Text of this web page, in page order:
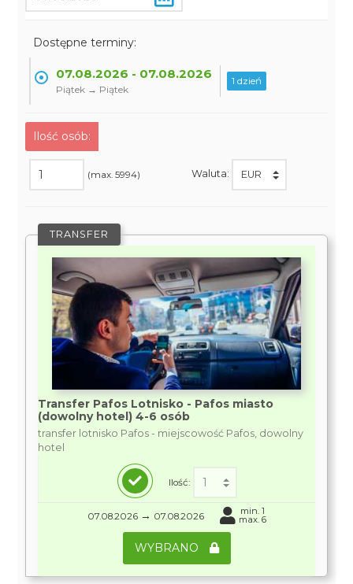
Dostępne terminy:
07.08.2026 - 07.08.2026
Piątek → Piątek
1 dzień
Ilość osób:
(max. 5994) Waluta:
TRANSFER
Transfer Pafos Lotnisko - Pafos miasto
(dowolny hotel) 4-6 osób
transfer lotnisko Pafos - miejscowość Pafos, dowolny
hotel
Ilość:
07.08.2026 → 07.08.2026 min. 1
max. 6
WYBRANO